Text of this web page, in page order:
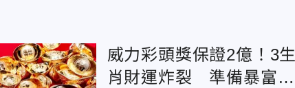
威力彩頭獎保證2億！3生
肖財運炸裂 準備暴富爽